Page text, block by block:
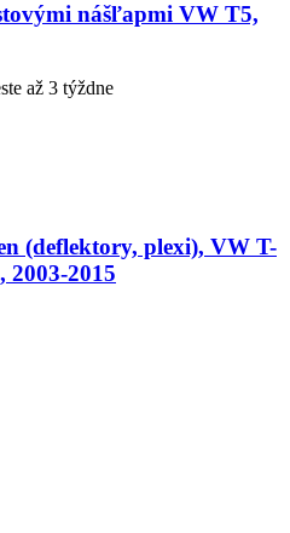
nášľapmi VW T5,
až 3 týždne
(deflektory, plexi), VW T-
2015